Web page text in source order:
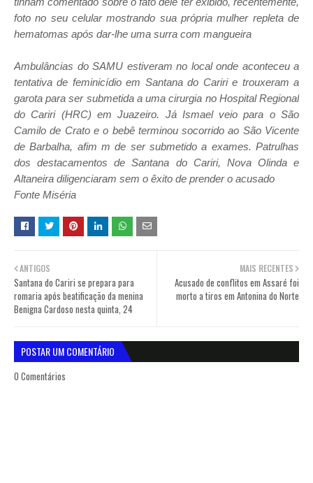
foto no seu celular mostrando sua própria mulher repleta de
hematomas após dar-lhe uma surra com mangueira
Ambulâncias do SAMU estiveram no local onde aconteceu a
tentativa de feminicídio em Santana do Cariri e trouxeram a
garota para ser submetida a uma cirurgia no Hospital Regional
do Cariri (HRC) em Juazeiro. Já Ismael veio para o São
Camilo de Crato e o bebê terminou socorrido ao São Vicente
de Barbalha, afim m de ser submetido a exames. Patrulhas
dos destacamentos de Santana do Cariri, Nova Olinda e
Altaneira diligenciaram sem o êxito de prender o acusado
Fonte Miséria
MAIS RECENTES
Acusado de conflitos em Assaré foi
morto a tiros em Antonina do Norte
ANTIGOS
Santana do Cariri se prepara para
romaria após beatificação da menina
Benigna Cardoso nesta quinta, 24
POSTAR UM COMENTÁRIO
0 Comentários